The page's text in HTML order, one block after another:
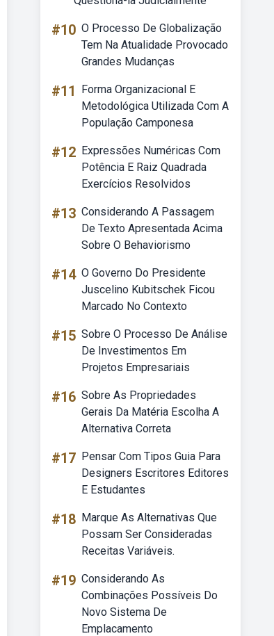
#10 O Processo De Globalização
Tem Na Atualidade Provocado
Grandes Mudanças
#11
Forma Organizacional E
Metodológica Utilizada Com A
População Camponesa
#12 Expressões Numéricas Com
Potência E Raiz Quadrada
Exercícios Resolvidos
#13 Considerando A Passagem
De Texto Apresentada Acima
Sobre O Behaviorismo
#14 O Governo Do Presidente
Juscelino Kubitschek Ficou
Marcado No Contexto
#15 Sobre O Processo De Análise
De Investimentos Em
Projetos Empresariais
#16 Sobre As Propriedades
Gerais Da Matéria Escolha A
Alternativa Correta
#17 Pensar Com Tipos Guia Para
Designers Escritores Editores
E Estudantes
#18 Marque As Alternativas Que
Possam Ser Consideradas
Receitas Variáveis.
#19 Considerando As
Combinações Possíveis Do
Novo Sistema De
Emplacamento